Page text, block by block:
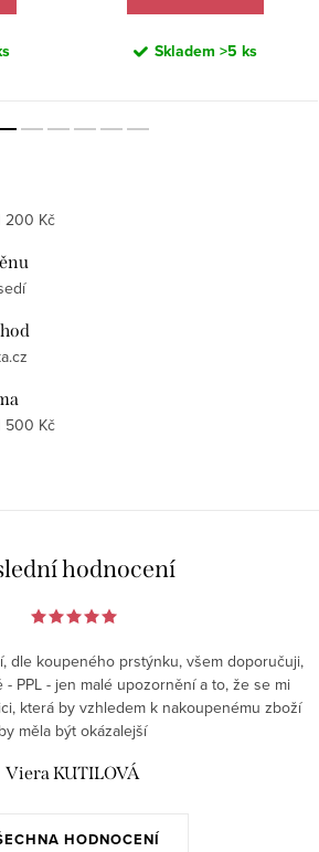
Skladem >5 ks
200 Kč
500 Kč
hodnocení
HODNOCENÍ
dle koupeného prstýnku, všem doporučuji,
PPL - jen malé upozornění a to, že se mi
která by vzhledem k nakoupenému zboží
by měla být okázalejší
Viera KUTILOVÁ